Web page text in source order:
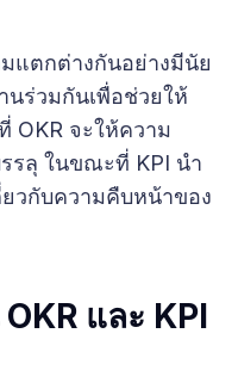
แตกต่างกันอย่างมีนัย
ร่วมกันเพื่อช่วยให้
OKR จะให้ความ
รลุ ในขณะที่ KPI นำ
วกับความคืบหน้าของ
และ KPI